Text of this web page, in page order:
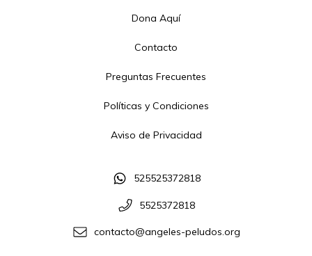
Dona Aquí
Contacto
Preguntas Frecuentes
Políticas y Condiciones
Aviso de Privacidad
525525372818
5525372818
contacto@angeles-peludos.org